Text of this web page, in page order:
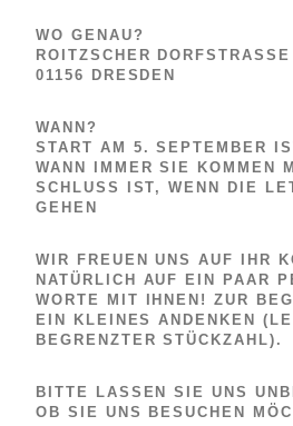
WO GENAU?
ROITZSCHER DORFSTRASSE 2
01156 DRESDEN
WANN?
START AM 5. SEPTEMBER
WANN IMMER SIE KOMMEN
SCHLUSS IST, WENN DIE
GEHEN
WIR FREUEN UNS AUF IHR
NATÜRLICH AUF EIN PAAR
WORTE MIT IHNEN! ZUR
IN KLEINES ANDENKEN
EGRENZTER STÜCKZAHL).
BITTE LASSEN SIE UNS
OB SIE UNS BESUCHEN